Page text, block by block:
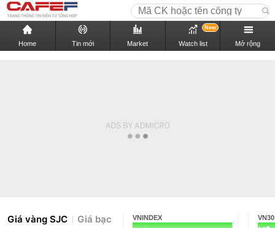
Home Tin mới Market Watch list
New
Mở rộng
Giá vàng SJC Giá bạc VNINDEX VN30